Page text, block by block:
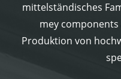
mittelständisches
mey
Produktion von